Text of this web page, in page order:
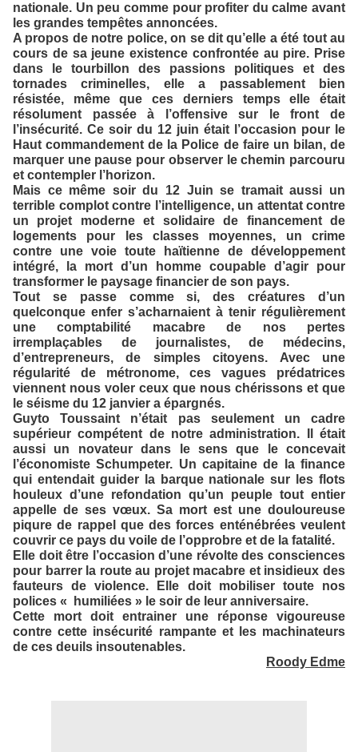
nationale. Un peu comme pour profiter du calme avant
les grandes tempêtes annoncées.
A propos de notre police, on se dit qu’elle a été tout au
cours de sa jeune existence confrontée au pire. Prise
dans le tourbillon des passions politiques et des
tornades criminelles, elle a passablement bien
résistée, même que ces derniers temps elle était
résolument passée à l’offensive sur le front de
l’insécurité. Ce soir du 12 juin était l’occasion pour le
Haut commandement de la Police de faire un bilan, de
marquer une pause pour observer le chemin parcouru
et contempler l’horizon.
Mais ce même soir du 12 Juin se tramait aussi un
terrible complot contre l’intelligence, un attentat contre
un projet moderne et solidaire de financement de
logements pour les classes moyennes, un crime
contre une voie toute haïtienne de développement
intégré, la mort d’un homme coupable d’agir pour
transformer le paysage financier de son pays.
Tout se passe comme si, des créatures d’un
quelconque enfer s’acharnaient à tenir régulièrement
une comptabilité macabre de nos pertes
irremplaçables de journalistes, de médecins,
d’entrepreneurs, de simples citoyens. Avec une
régularité de métronome, ces vagues prédatrices
viennent nous voler ceux que nous chérissons et que
le séisme du 12 janvier a épargnés.
Guyto Toussaint n’était pas seulement un cadre
supérieur compétent de notre administration. Il était
aussi un novateur dans le sens que le concevait
l’économiste Schumpeter. Un capitaine de la finance
qui entendait guider la barque nationale sur les flots
houleux d’une refondation qu’un peuple tout entier
appelle de ses vœux. Sa mort est une douloureuse
piqure de rappel que des forces enténébrées veulent
couvrir ce pays du voile de l’opprobre et de la fatalité.
Elle doit être l’occasion d’une révolte des consciences
pour barrer la route au projet macabre et insidieux des
fauteurs de violence. Elle doit mobiliser toute nos
polices « humiliées » le soir de leur anniversaire.
Cette mort doit entrainer une réponse vigoureuse
contre cette insécurité rampante et les machinateurs
de ces deuils insoutenables.
Roody Edme